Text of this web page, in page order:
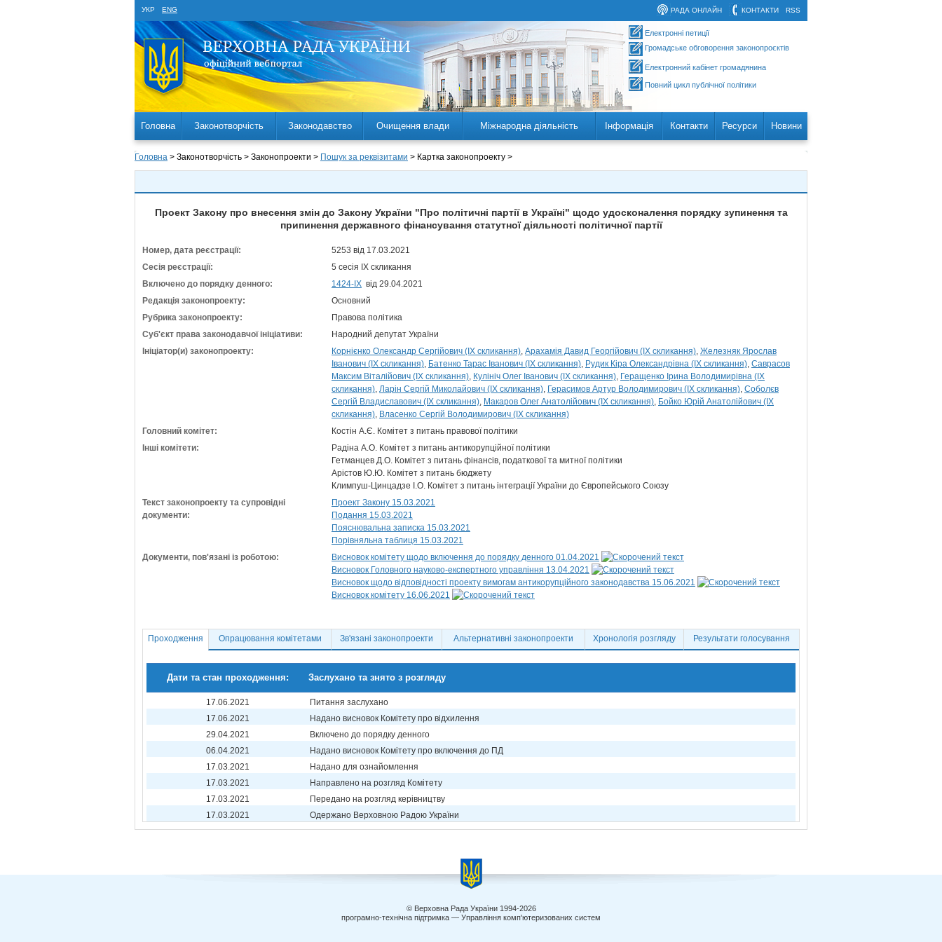
УКР ENG RSS
КОНТАКТИ
РАДА ОНЛАЙН
Електронні петиції
Громадське обговорення законопроєктів
Електронний кабінет громадянина
Повний цикл публічної політики
Головна Законотворчість Законодавство Очищення влади Міжнародна діяльність Інформація Контакти Ресурси Новини
Головна > Законотворчість > Законопроекти > Пошук за реквізитами > Картка законопроекту >
Проект Закону про внесення змін до Закону України "Про політичні партії в Україні" щодо удосконалення порядку зупинення та
припинення державного фінансування статутної діяльності політичної партії
Номер, дата реєстрації:
5253 від 17.03.2021
Сесія реєстрації:
5 сесія IX скликання
Включено до порядку денного:
1424-ІХ від 29.04.2021
Редакція законопроекту:
Основний
Рубрика законопроекту:
Правова політика
Суб'єкт права законодавчої ініціативи:
Народний депутат України
Ініціатор(и) законопроекту:
Корнієнко Олександр Сергійович (IX скликання) Арахамія Давид Георгійович (IX скликання) Железняк Ярослав
Іванович (IX скликання) Батенко Тарас Іванович (IX скликання) Рудик Кіра Олександрівна (IX скликання) Саврасов
Максим Віталійович (IX скликання) Кулініч Олег Іванович (IX скликання) Геращенко Ірина Володимирівна (IX
скликання) Ларін Сергій Миколайович (IX скликання) Герасимов Артур Володимирович (IX скликання) Соболєв
Сергій Владиславович (IX скликання) Макаров Олег Анатолійович (IX скликання) Бойко Юрій Анатолійович (IX
скликання) Власенко Сергій Володимирович (IX скликання)
Головний комітет:
Костін А.Є. Комітет з питань правової політики
Інші комітети:
Радіна А.О. Комітет з питань антикорупційної політики
Гетманцев Д.О. Комітет з питань фінансів, податкової та митної політики
Арістов Ю.Ю. Комітет з питань бюджету
Климпуш-Цинцадзе І.О. Комітет з питань інтеграції України до Європейського Союзу
Текст законопроекту та супровідні
документи:
Проект Закону 15.03.2021
Подання 15.03.2021
Пояснювальна записка 15.03.2021
Порівняльна таблиця 15.03.2021
Документи, пов'язані із роботою:
Висновок комітету щодо включення до порядку денного 01.04.2021
Висновок Головного науково-експертного управління 13.04.2021
Висновок щодо відповідності проекту вимогам антикорупційного законодавства 15.06.2021
Висновок комітету 16.06.2021
Проходження Опрацювання комітетами Зв'язані законопроекти Альтернативні законопроекти Хронологія розгляду Результати голосування
Дати та стан проходження: Заслухано та знято з розгляду
17.06.2021
Питання заслухано
17.06.2021
Надано висновок Комітету про відхилення
29.04.2021
Включено до порядку денного
06.04.2021
Надано висновок Комітету про включення до ПД
17.03.2021
Надано для ознайомлення
17.03.2021
Направлено на розгляд Комітету
17.03.2021
Передано на розгляд керівництву
17.03.2021
Одержано Верховною Радою України
© Верховна Рада України 1994-2026
програмно-технічна підтримка — Управління комп'ютеризованих систем